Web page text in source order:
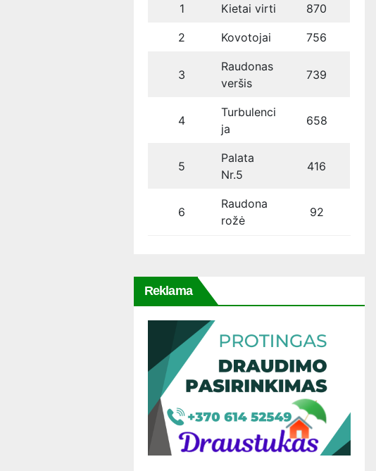
1 Kietai virti 870
2 Kovotojai 756
3
Raudonas
veršis
739
4
Turbulenci
ja
658
5
Palata
Nr.5
416
6
Raudona
rožė
92
Reklama